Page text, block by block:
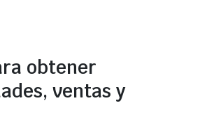
obtener
ventas y